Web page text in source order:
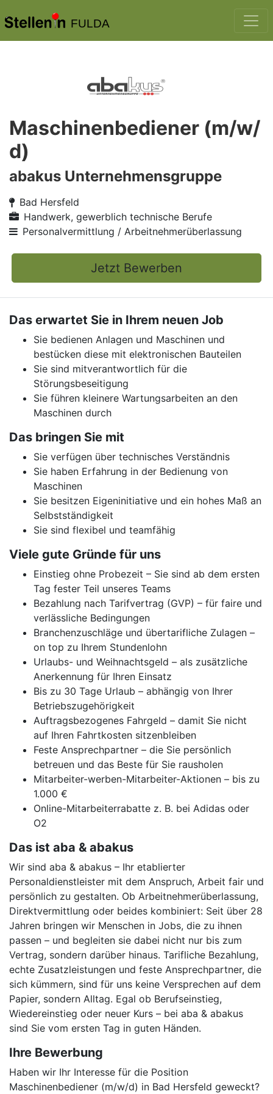
FULDA
Maschinenbediener (m/w/
d)
abakus Unternehmensgruppe
Bad Hersfeld
Handwerk, gewerblich technische Berufe
Personalvermittlung / Arbeitnehmerüberlassung
Jetzt Bewerben
Das erwartet Sie in Ihrem neuen Job
Sie bedienen Anlagen und Maschinen und
bestücken diese mit elektronischen Bauteilen
Sie sind mitverantwortlich für die
Störungsbeseitigung
Sie führen kleinere Wartungsarbeiten an den
Maschinen durch
Das bringen Sie mit
Sie verfügen über technisches Verständnis
Sie haben Erfahrung in der Bedienung von
Maschinen
Sie besitzen Eigeninitiative und ein hohes Maß an
Selbstständigkeit
Sie sind flexibel und teamfähig
Viele gute Gründe für uns
Einstieg ohne Probezeit – Sie sind ab dem ersten
Tag fester Teil unseres Teams
Bezahlung nach Tarifvertrag (GVP) – für faire und
verlässliche Bedingungen
Branchenzuschläge und übertarifliche Zulagen –
on top zu Ihrem Stundenlohn
Urlaubs- und Weihnachtsgeld – als zusätzliche
Anerkennung für Ihren Einsatz
Bis zu 30 Tage Urlaub – abhängig von Ihrer
Betriebszugehörigkeit
Auftragsbezogenes Fahrgeld – damit Sie nicht
auf Ihren Fahrtkosten sitzenbleiben
Feste Ansprechpartner – die Sie persönlich
betreuen und das Beste für Sie rausholen
Mitarbeiter-werben-Mitarbeiter-Aktionen – bis zu
1.000 €
Online-Mitarbeiterrabatte z. B. bei Adidas oder
O2
Das ist aba & abakus
Wir sind aba & abakus – Ihr etablierter
Personaldienstleister mit dem Anspruch, Arbeit fair und
persönlich zu gestalten. Ob Arbeitnehmerüberlassung,
Direktvermittlung oder beides kombiniert: Seit über 28
Jahren bringen wir Menschen in Jobs, die zu ihnen
passen – und begleiten sie dabei nicht nur bis zum
Vertrag, sondern darüber hinaus. Tarifliche Bezahlung,
echte Zusatzleistungen und feste Ansprechpartner, die
sich kümmern, sind für uns keine Versprechen auf dem
Papier, sondern Alltag. Egal ob Berufseinstieg,
Wiedereinstieg oder neuer Kurs – bei aba & abakus
sind Sie vom ersten Tag in guten Händen.
Ihre Bewerbung
Haben wir Ihr Interesse für die Position
Maschinenbediener (m/w/d) in Bad Hersfeld geweckt?